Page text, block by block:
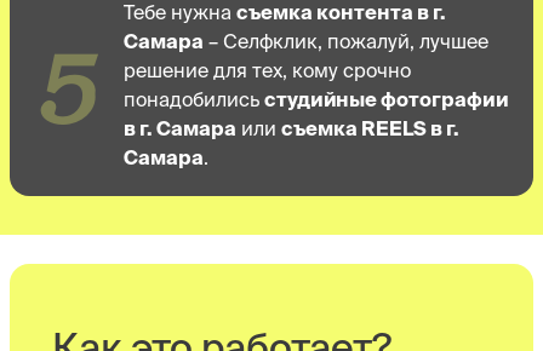
5
Тебе нужна съемка контента в г.
Самара – Селфклик, пожалуй, лучшее
решение для тех, кому срочно
понадобились студийные фотографии
в г. Самара или съемка REELS в г.
Самара.